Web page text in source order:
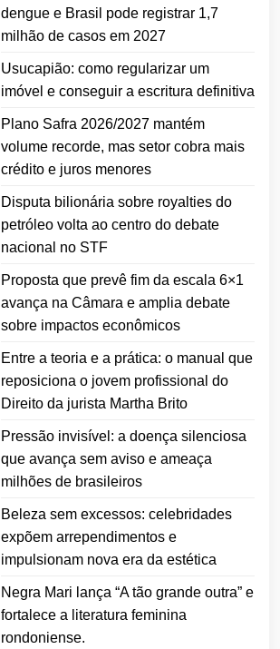
dengue e Brasil pode registrar 1,7
milhão de casos em 2027
Usucapião: como regularizar um
imóvel e conseguir a escritura definitiva
Plano Safra 2026/2027 mantém
volume recorde, mas setor cobra mais
crédito e juros menores
Disputa bilionária sobre royalties do
petróleo volta ao centro do debate
nacional no STF
Proposta que prevê fim da escala 6×1
avança na Câmara e amplia debate
sobre impactos econômicos
Entre a teoria e a prática: o manual que
reposiciona o jovem profissional do
Direito da jurista Martha Brito
Pressão invisível: a doença silenciosa
que avança sem aviso e ameaça
milhões de brasileiros
Beleza sem excessos: celebridades
expõem arrependimentos e
impulsionam nova era da estética
Negra Mari lança “A tão grande outra” e
fortalece a literatura feminina
rondoniense.